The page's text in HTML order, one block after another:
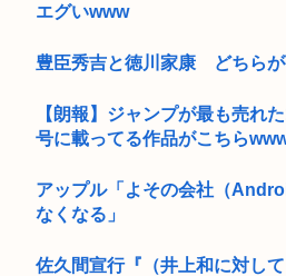
エグいwww
豊臣秀吉と徳川家康 どちら
【朗報】ジャンプが最も売れ
号に載ってる作品がこちら
アップル「よその会社（
なくなる」
佐久間宣行『（井上和に対し